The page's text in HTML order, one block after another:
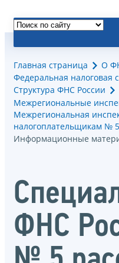
Главная страница
О
Федеральная налоговая
Структура ФНС России
Межрегиональные
Межрегиональная
налогоплательщикам № 5
Информационные
ФНС